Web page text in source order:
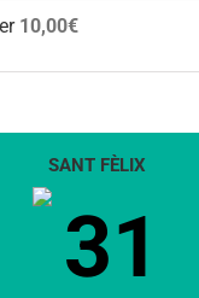
10,00€
SANT FÈLIX
31